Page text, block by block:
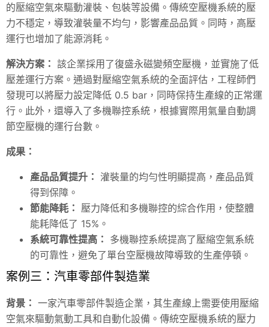
的壓縮空氣來驅動灌裝、包裝等設備。傳統空壓機系統的壓
力不穩定，導致灌裝量不均勻，影響產品品質。同時，高壓
運行也增加了能源消耗。
解決方案： 該企業採用了復盛永磁變頻空壓機，並實施了低
壓差運行方案。通過對壓縮空氣系統的全面評估，工程師們
發現可以將壓力設定降低 0.5 bar，同時保持生產線的正常運
行。此外，還導入了多機聯控系統，根據實際用氣量自動調
節空壓機的運行台數。
成果：
產品品質提升： 灌裝量的均勻性明顯提高，產品品質
得到保障。
節能降耗： 壓力降低和多機聯控的綜合作用，使整體
能耗降低了 15%。
系統可靠性提高： 多機聯控系統提高了壓縮空氣系統
的可靠性，避免了單台空壓機故障導致的生產停頓。
案例三：汽車零部件製造業
背景： 一家汽車零部件製造企業，其生產線上需要使用壓縮
空氣來驅動氣動工具和自動化設備。傳統空壓機系統的壓力